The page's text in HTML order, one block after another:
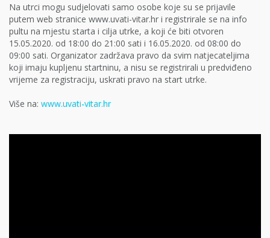
Na utrci mogu sudjelovati samo osobe koje su se prijavile
putem web stranice www.uvati-vitar.hr i registrirale se na info
pultu na mjestu starta i cilja utrke, a koji će biti otvoren
15.05.2020. od 18:00 do 21:00 sati i 16.05.2020. od 08:00 do
09:00 sati. Organizator zadržava pravo da svim natjecateljima
koji imaju kupljenu startninu, a nisu se registrirali u predviđeno
vrijeme za registraciju, uskrati pravo na start utrke.
Više na: www.uvati-vitar.hr